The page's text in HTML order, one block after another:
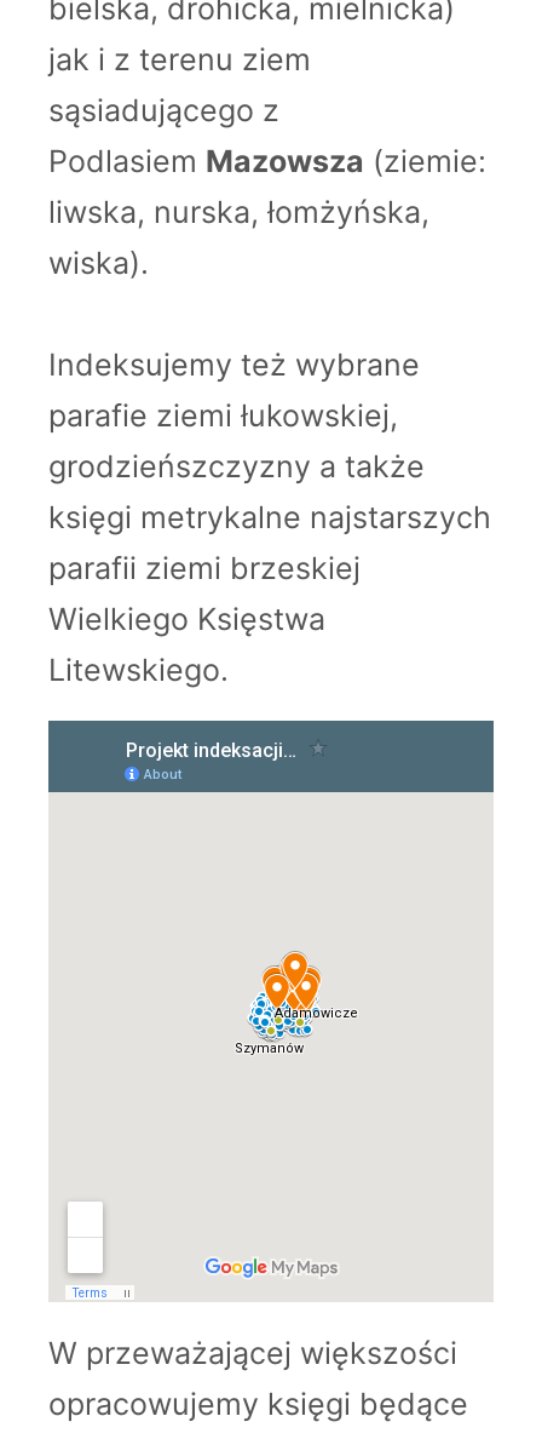
bielska, drohicka, mielnicka)
jak i z terenu ziem
sąsiadującego z
Podlasiem Mazowsza (ziemie:
liwska, nurska, łomżyńska,
wiska).
Indeksujemy też wybrane
parafie ziemi łukowskiej,
grodzieńszczyzny a także
księgi metrykalne najstarszych
parafii ziemi brzeskiej
Wielkiego Księstwa
Litewskiego.
W przeważającej większości
opracowujemy księgi będące